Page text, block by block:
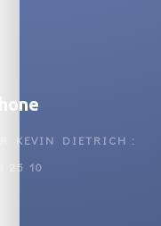
KEVIN DIETRICH :
25 10